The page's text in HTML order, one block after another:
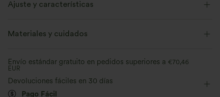
Ajuste y características
Corte holgado Con bolsillos
Materiales y cuidados
Envío estándar gratuito en pedidos superiores a €70,46
EUR
Devoluciones fáciles en 30 días
Pago Fácil